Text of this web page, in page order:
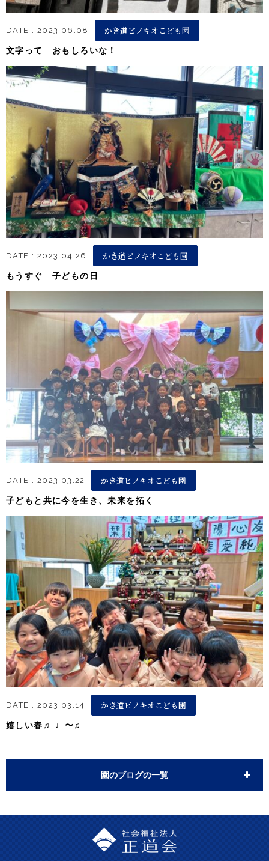
DATE : 2023.06.08 かき道ピノキオこども園
文字って おもしろいな！
DATE : 2023.04.26 かき道ピノキオこども園
もうすぐ 子どもの日
DATE : 2023.03.22 かき道ピノキオこども園
子どもと共に今を生き、未来を拓く
DATE : 2023.03.14 かき道ピノキオこども園
嬉しい春♬ ♩〜♫
園のブログの一覧